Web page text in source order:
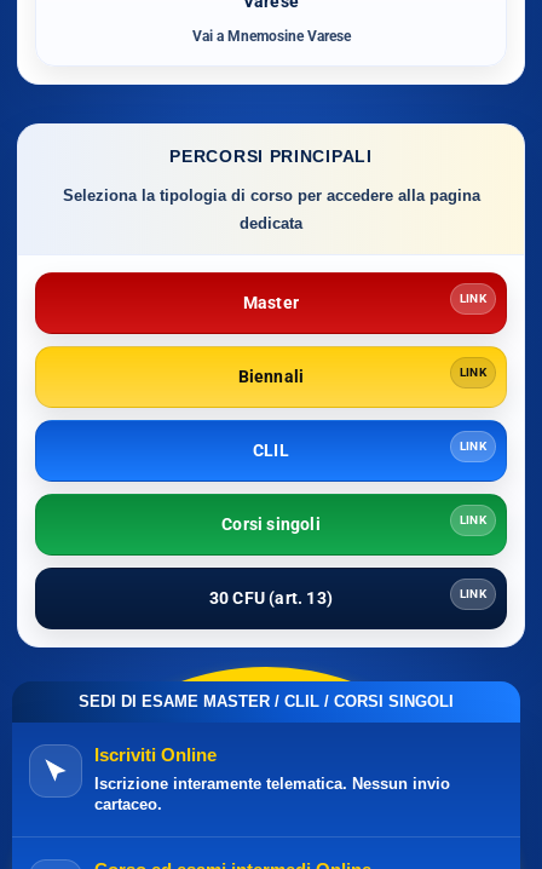
Vai a Mnemosine Varese
PERCORSI PRINCIPALI
Seleziona la tipologia di corso per accedere alla pagina
dedicata
Master LINK
Biennali LINK
CLIL LINK
Corsi singoli LINK
30 CFU (art. 13) LINK
SEDI DI ESAME MASTER / CLIL / CORSI SINGOLI
Iscriviti Online
Iscrizione interamente telematica. Nessun invio
cartaceo.